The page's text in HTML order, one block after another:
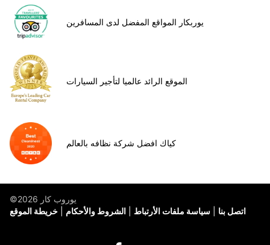
يوربكار المواقع المفضل لدى المسافرين
الموقع الرائد عالميا لتأجير السيارات
كياك افضل شركة نظافه بالعالم
©يوروب كار 2026
خريطة الموقع
الشروط والأحكام سياسة ملفات الأرتباط اتصل بنا